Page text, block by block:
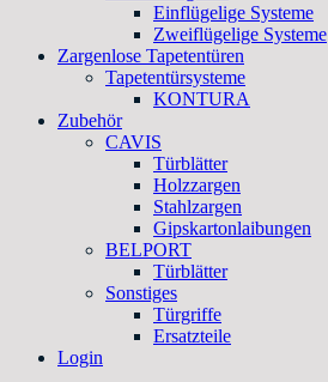
Einflügelige Systeme
Zweiflügelige Systeme
Zargenlose Tapetentüren
Tapetentürsysteme
KONTURA
Zubehör
CAVIS
Türblätter
Holzzargen
Stahlzargen
Gipskartonlaibungen
BELPORT
Türblätter
Sonstiges
Türgriffe
Ersatzteile
Login